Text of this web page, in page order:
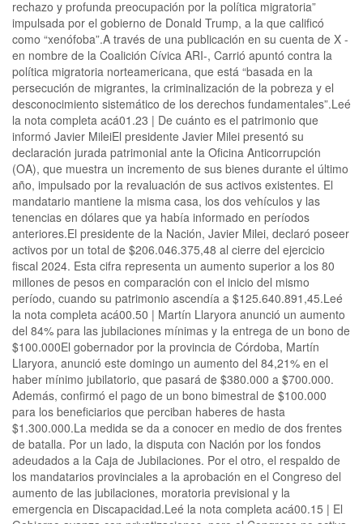
rechazo y profunda preocupación por la política migratoria”
impulsada por el gobierno de Donald Trump, a la que calificó
como “xenófoba”.A través de una publicación en su cuenta de X -
en nombre de la Coalición Cívica ARI-, Carrió apuntó contra la
política migratoria norteamericana, que está “basada en la
persecución de migrantes, la criminalización de la pobreza y el
desconocimiento sistemático de los derechos fundamentales”.Leé
la nota completa acá01.23 | De cuánto es el patrimonio que
informó Javier MileiEl presidente Javier Milei presentó su
declaración jurada patrimonial ante la Oficina Anticorrupción
(OA), que muestra un incremento de sus bienes durante el último
año, impulsado por la revaluación de sus activos existentes. El
mandatario mantiene la misma casa, los dos vehículos y las
tenencias en dólares que ya había informado en períodos
anteriores.El presidente de la Nación, Javier Milei, declaró poseer
activos por un total de $206.046.375,48 al cierre del ejercicio
fiscal 2024. Esta cifra representa un aumento superior a los 80
millones de pesos en comparación con el inicio del mismo
período, cuando su patrimonio ascendía a $125.640.891,45.Leé
la nota completa acá00.50 | Martín Llaryora anunció un aumento
del 84% para las jubilaciones mínimas y la entrega de un bono de
$100.000El gobernador por la provincia de Córdoba, Martín
Llaryora, anunció este domingo un aumento del 84,21% en el
haber mínimo jubilatorio, que pasará de $380.000 a $700.000.
Además, confirmó el pago de un bono bimestral de $100.000
para los beneficiarios que perciban haberes de hasta
$1.300.000.La medida se da a conocer en medio de dos frentes
de batalla. Por un lado, la disputa con Nación por los fondos
adeudados a la Caja de Jubilaciones. Por el otro, el respaldo de
los mandatarios provinciales a la aprobación en el Congreso del
aumento de las jubilaciones, moratoria previsional y la
emergencia en Discapacidad.Leé la nota completa acá00.15 | El